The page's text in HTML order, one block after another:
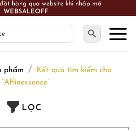
cho đơn hàng từ 1.000.000 VNĐ
SEARCH BUTTON
phẩm /
Kết quả tìm kiếm cho
“Affinessence”
LỌC